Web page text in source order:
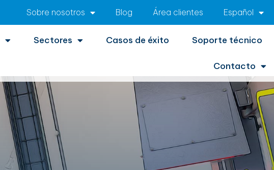
Sobre nosotros Blog Área clientes Español
Sectores Casos de éxito Soporte técnico
Contacto